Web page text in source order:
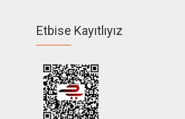
Etbise Kayıtlıyız